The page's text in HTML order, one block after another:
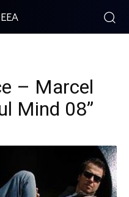
– Marcel
Mind 08”